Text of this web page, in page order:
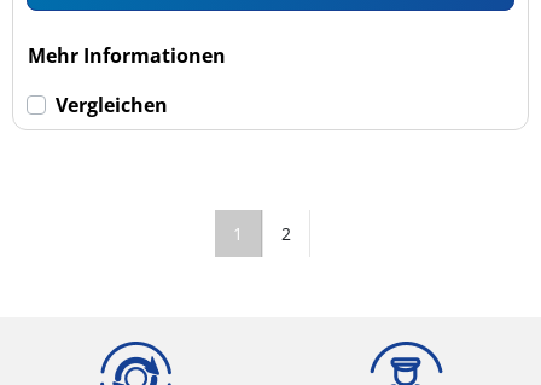
Mehr Informationen
Vergleichen
1 2